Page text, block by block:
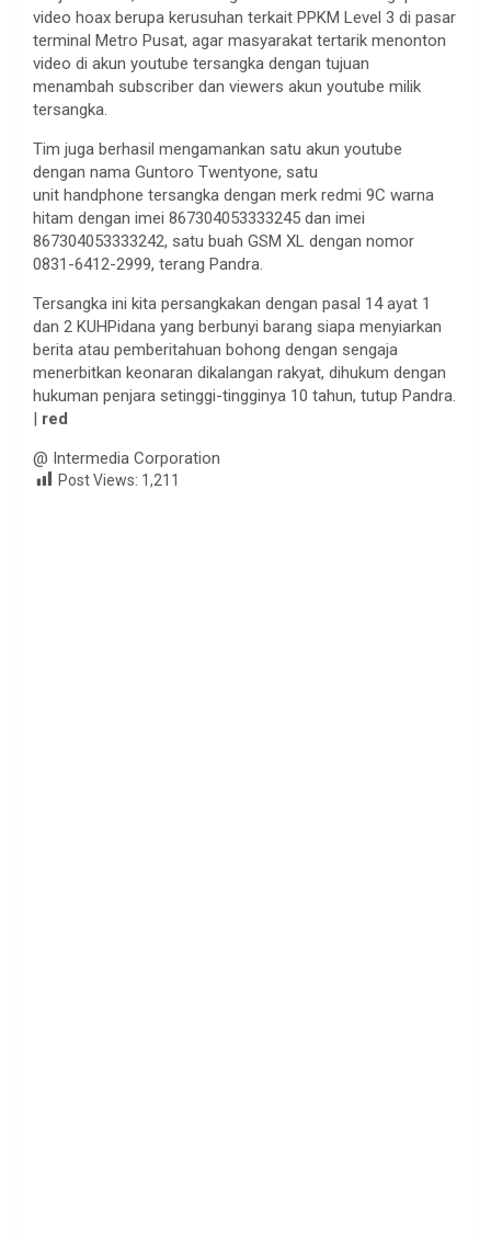
video hoax berupa kerusuhan terkait PPKM Level 3 di pasar
terminal Metro Pusat, agar masyarakat tertarik menonton
video di akun youtube tersangka dengan tujuan
menambah subscriber dan viewers akun youtube milik
tersangka.
Tim juga berhasil mengamankan satu akun youtube
dengan nama Guntoro Twentyone, satu
unit handphone tersangka dengan merk redmi 9C warna
hitam dengan imei 867304053333245 dan imei
867304053333242, satu buah GSM XL dengan nomor
0831-6412-2999, terang Pandra.
Tersangka ini kita persangkakan dengan pasal 14 ayat 1
dan 2 KUHPidana yang berbunyi barang siapa menyiarkan
berita atau pemberitahuan bohong dengan sengaja
menerbitkan keonaran dikalangan rakyat, dihukum dengan
hukuman penjara setinggi-tingginya 10 tahun, tutup Pandra.
| red
@ Intermedia Corporation
Post Views: 1,211